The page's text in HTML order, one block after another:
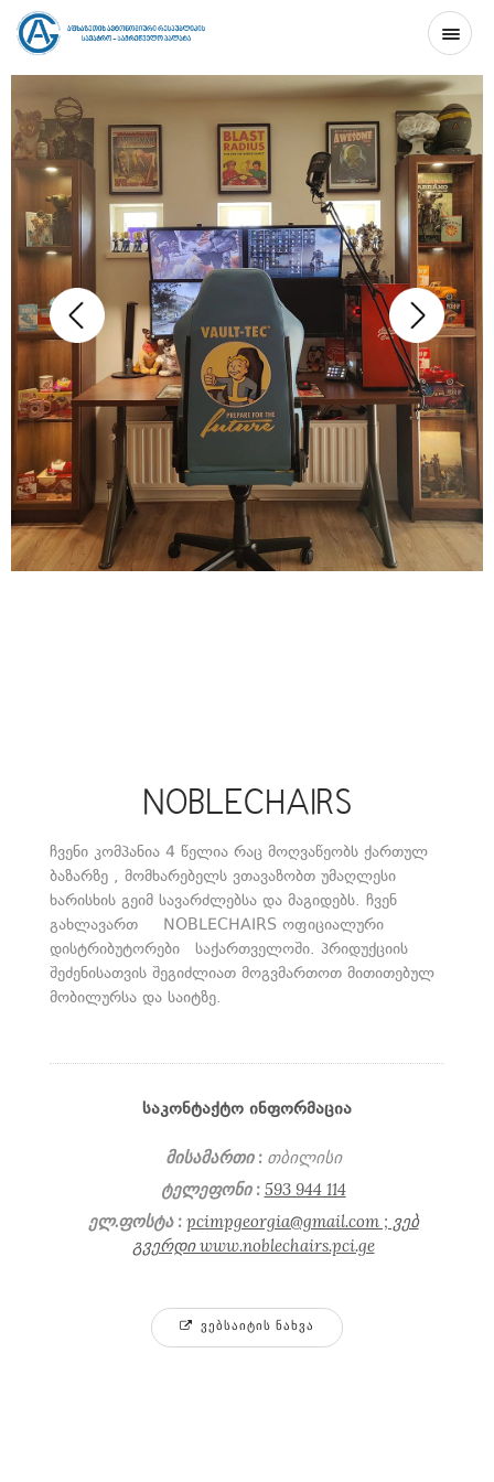
ᲞᲠᲝᲔᲥᲢᲘᲡ ᲨᲔᲡᲐᲮᲔᲑ
ᲙᲝᲜᲢᲐᲥᲢᲘ
GE EN RU
NOBLECHAIRS
ჩვენი კომპანია 4 წელია რაც მოღვაწეობს ქართულ
ბაზარზე , მომხარებელს ვთავაზობთ უმაღლესი
ხარისხის გეიმ სავარძლებსა და მაგიდებს. ჩვენ
გახლავართ NOBLECHAIRS ოფიციალური
დისტრიბუტორები საქართველოში. პრიდუქციის
შეძენისათვის შეგიძლიათ მოგვმართოთ მითითებულ
მობილურსა და საიტზე.
ᲡᲐᲙᲝᲜᲢᲐᲥᲢᲝ ᲘᲜᲤᲝᲠᲛᲐᲪᲘᲐ
მისამართი : თბილისი
ტელეფონი : 593 944 114
ელ.ფოსტა : pcimpgeorgia@gmail.com ; ვებ
გვერდი www.noblechairs.pci.ge
ᲕᲔᲑᲡᲐᲘᲢᲘᲡ ᲜᲐᲮᲕᲐ